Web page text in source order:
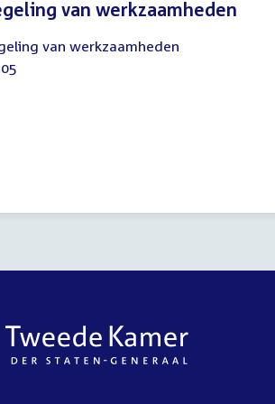
van werkzaamheden
van werkzaamheden